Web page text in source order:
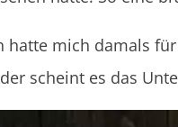
hatte mich damals
scheint es das